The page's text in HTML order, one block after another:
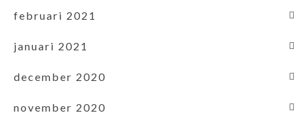
februari 2021
januari 2021
december 2020
november 2020